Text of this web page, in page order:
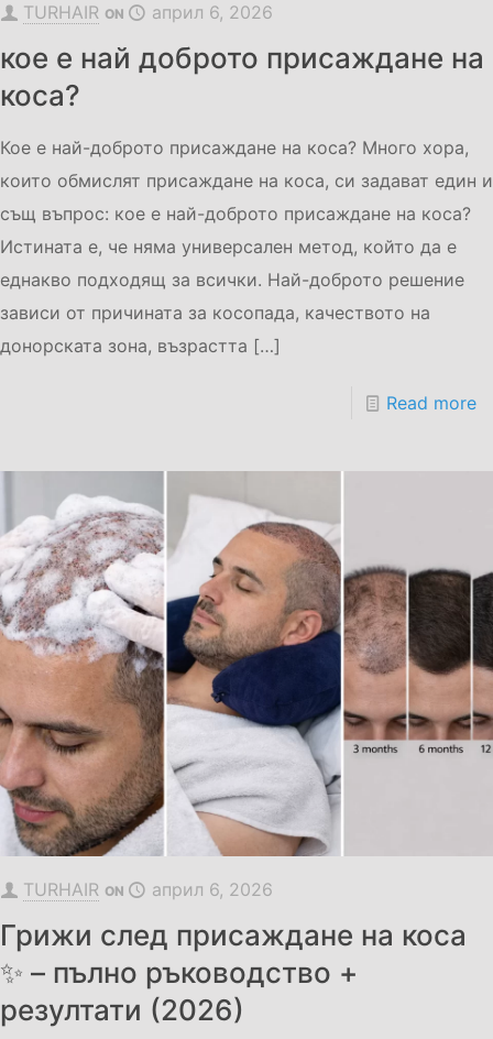
TURHAIR ON април 6, 2026
кое е най доброто присаждане на
коса?
Кое е най-доброто присаждане на коса? Много хора,
които обмислят присаждане на коса, си задават един и
същ въпрос: кое е най-доброто присаждане на коса?
Истината е, че няма универсален метод, който да е
еднакво подходящ за всички. Най-доброто решение
зависи от причината за косопада, качеството на
донорската зона, възрастта […]
Read more
TURHAIR ON април 6, 2026
Грижи след присаждане на коса
✨ – пълно ръководство +
резултати (2026)